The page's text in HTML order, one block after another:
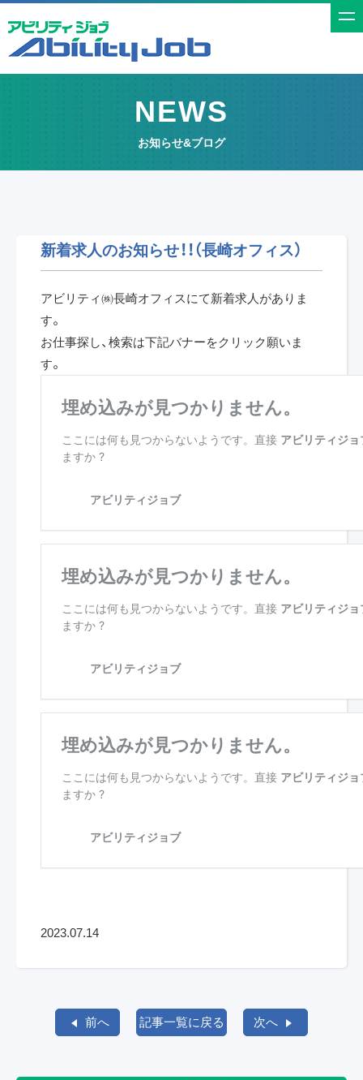
t
a
NEWS
お知らせ&ブログ
新着求人のお知らせ！！（長崎オフィス）
アビリティ㈱長崎オフィスにて新着求人がありま
す。
お仕事探し、検索は下記バナーをクリック願いま
す。
2023.07.14
前へ 記事一覧に戻る 次へ